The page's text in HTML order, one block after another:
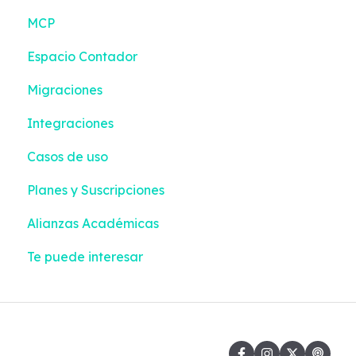
Bancos
Contabilidad
Reportes Inteligentes
Configuración
Impuestos y Retenciones
Inventario
Configuración
MCP
Espacio Contador
Migraciones
Integraciones
Casos de uso
Planes y Suscripciones
Alianzas Académicas
Te puede interesar